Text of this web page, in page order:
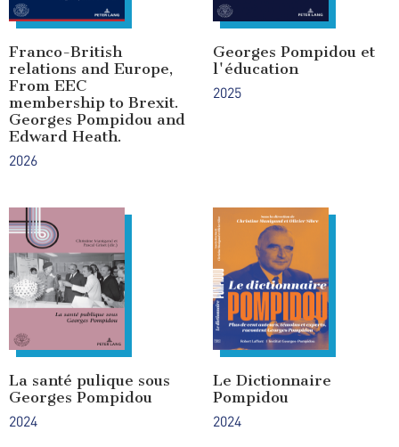
Franco-British
relations and Europe,
From EEC
membership to Brexit.
Georges Pompidou and
Edward Heath.
2026
Georges Pompidou et
l'éducation
2025
La santé pulique sous
Georges Pompidou
2024
Le Dictionnaire
Pompidou
2024